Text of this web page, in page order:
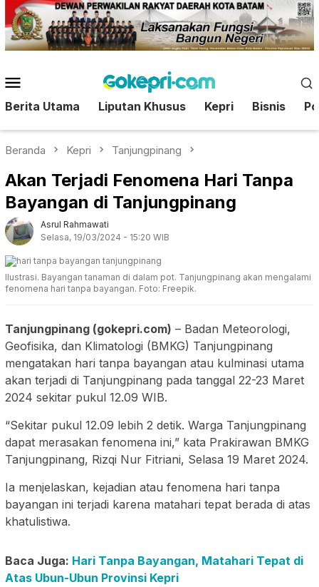
Loncat
ke
konten
Mobile
Berita Utama Liputan Khusus Kepri Bisnis
Beranda Kepri Tanjungpinang
Akan Terjadi Fenomena Hari Tanpa
Bayangan di Tanjungpinang
Asrul Rahmawati
Selasa, 19/03/2024 - 15:20 WIB
Ilustrasi. Bayangan tanaman di dalam pot. Tanjungpinang akan mengalami
fenomena hari tanpa bayangan. Foto: Freepik.
Tanjungpinang (gokepri.com) – Badan Meteorologi,
Geofisika, dan Klimatologi (BMKG) Tanjungpinang
mengatakan hari tanpa bayangan atau kulminasi utama
akan terjadi di Tanjungpinang pada tanggal 22-23 Maret
2024 sekitar pukul 12.09 WIB.
“Sekitar pukul 12.09 lebih 2 detik. Warga Tanjungpinang
dapat merasakan fenomena ini,” kata Prakirawan BMKG
Tanjungpinang, Rizqi Nur Fitriani, Selasa 19 Maret 2024.
Ia menjelaskan, kejadian atau fenomena hari tanpa
bayangan ini terjadi karena matahari tepat berada di atas
khatulistiwa.
Baca Juga: Hari Tanpa Bayangan, Matahari Tepat di
Atas Ubun-Ubun Provinsi Kepri